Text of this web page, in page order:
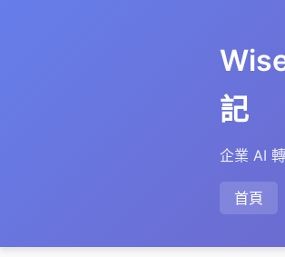
記
企業 AI
首頁